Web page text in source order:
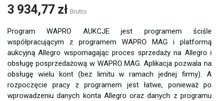
3 934,77 zł Brutto
Program WAPRO AUKCJE jest programem ściśle
współpracującym z programem WAPRO MAG i platformą
aukcyjną Allegro wspomagając proces sprzedaży na Allegro i
obsługę posprzedażową w WAPRO MAG. Aplikacja pozwala na
obsługę wielu kont (bez limitu w ramach jednej firmy). A
rozpoczęcie pracy z programem jest łatwe, ponieważ po
wprowadzeniu danych konta Allegro oraz danych z programu